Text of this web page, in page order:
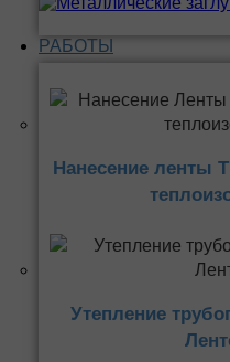
РАБОТЫ
Нанесение ленты
Утепление